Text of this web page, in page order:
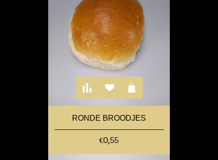
RONDE BROODJES
€0,55